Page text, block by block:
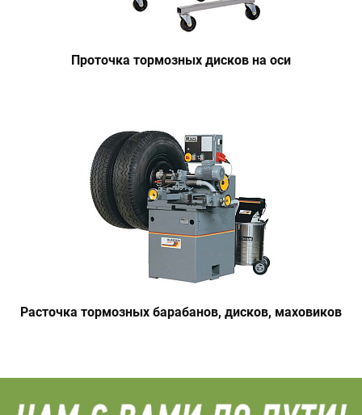
Проточка тормозных дисков на оси
Расточка тормозных барабанов, дисков, маховиков